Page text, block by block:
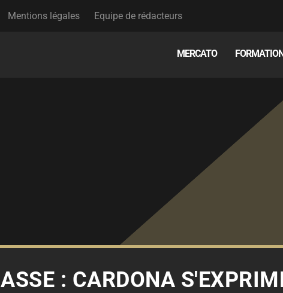
Mentions légales Equipe de rédacteurs
MERCATO
ASSE : CARDONA